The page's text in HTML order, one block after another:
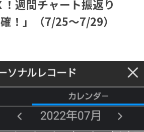
週間チャート振返り
！」（7/25～7/29）